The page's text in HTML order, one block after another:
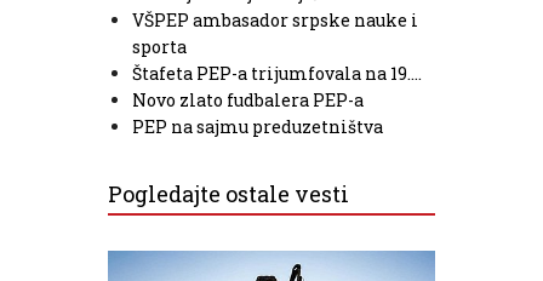
VŠPEP ambasador srpske nauke i
sporta
Štafeta PEP-a trijumfovala na 19.…
Novo zlato fudbalera PEP-a
PEP na sajmu preduzetništva
Pogledajte ostale vesti